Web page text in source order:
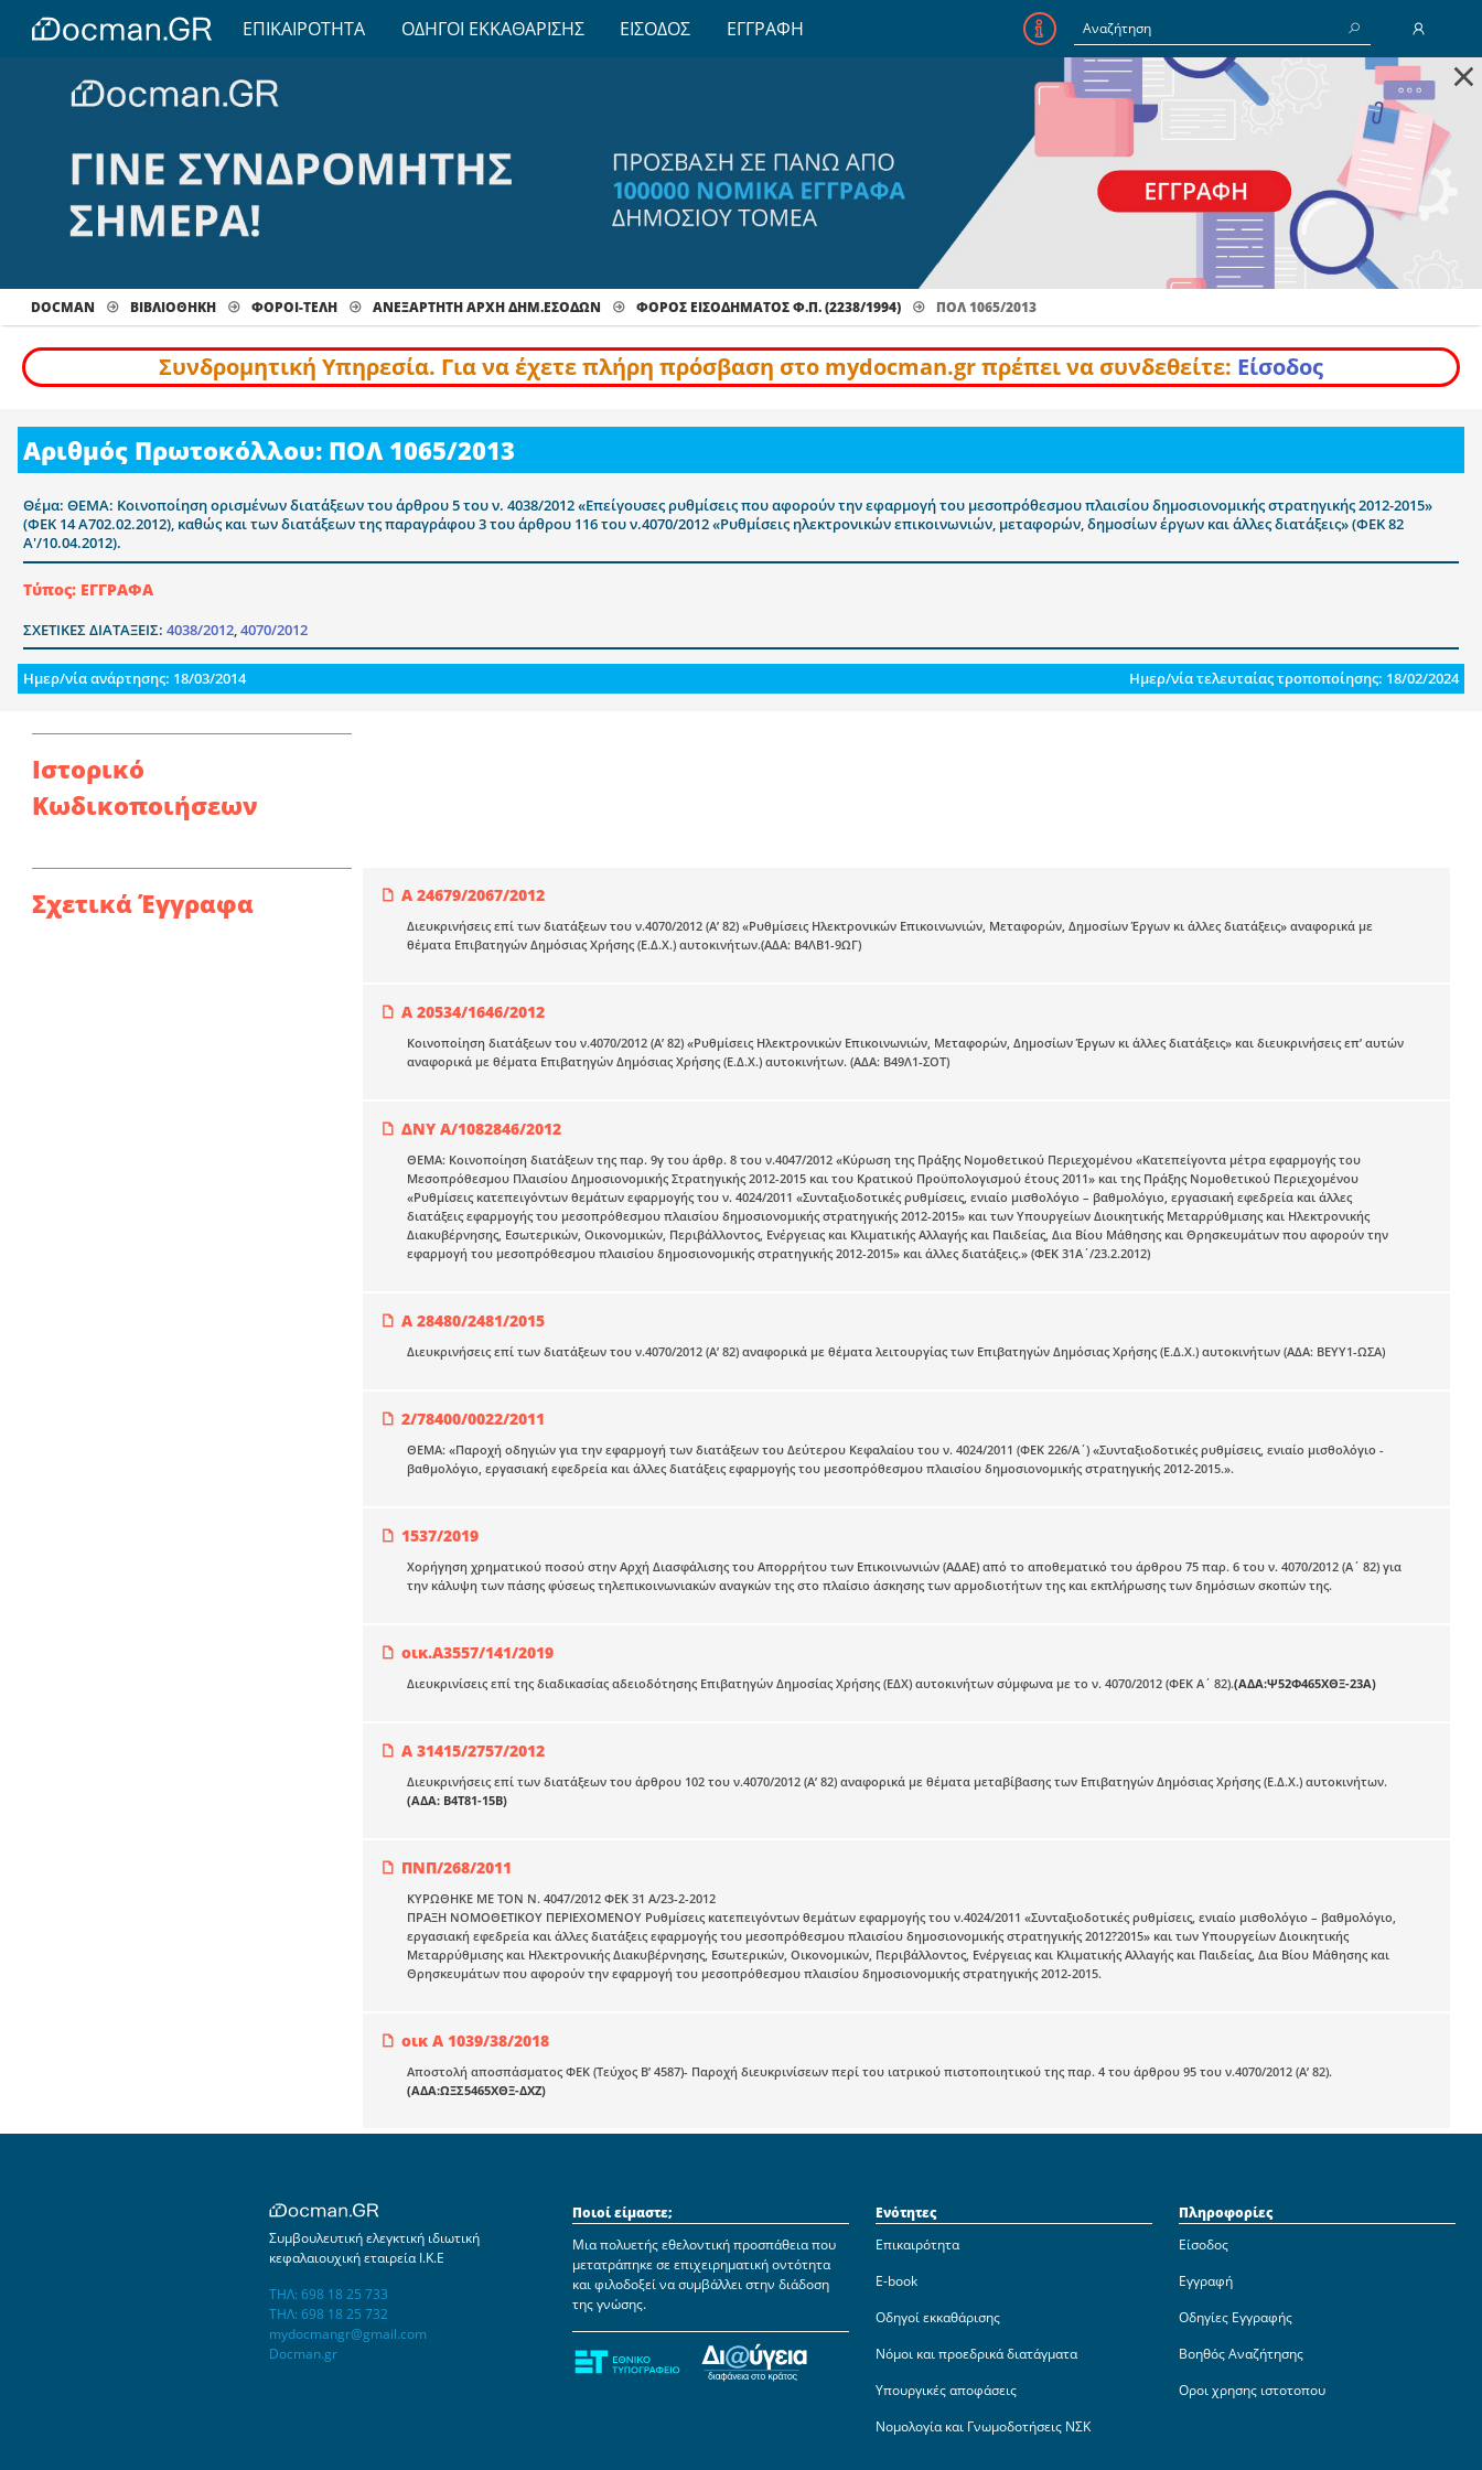
ΕΠΙΚΑΙΡΟΤΗΤΑ ΟΔΗΓΟΙ ΕΚΚΑΘΑΡΙΣΗΣ ΕΙΣΟΔΟΣ ΕΓΓΡΑΦΗ
E-Mail
Κωδικός
Να με θυμάσαι
×
DOCMAN ΒΙΒΛΙΟΘΗΚΗ ΦΟΡΟΙ-ΤΕΛΗ ΑΝΕΞΑΡΤΗΤΗ ΑΡΧΗ ΔΗΜ.ΕΣΟΔΩΝ ΦΌΡΟΣ ΕΙΣΟΔΉΜΑΤΟΣ Φ.Π. (2238/1994) ΠΟΛ 1065/2013
Συνδρομητική Υπηρεσία. Για να έχετε πλήρη πρόσβαση στο mydocman.gr πρέπει να συνδεθείτε: Είσοδος
Αριθμός Πρωτοκόλλου: ΠΟΛ 1065/2013
Θέμα: ΘΕΜΑ: Κοινοποίηση ορισμένων διατάξεων του άρθρου 5 του ν. 4038/2012 «Επείγουσες ρυθμίσεις που αφορούν την εφαρμογή του μεσοπρόθεσμου πλαισίου δημοσιονομικής στρατηγικής 2012-2015»
(ΦΕΚ 14 Α702.02.2012), καθώς και των διατάξεων της παραγράφου 3 του άρθρου 116 του ν.4070/2012 «Ρυθμίσεις ηλεκτρονικών επικοινωνιών, μεταφορών, δημοσίων έργων και άλλες διατάξεις» (ΦΕΚ 82
Α'/10.04.2012).
Τύπος: ΕΓΓΡΑΦΑ
ΣΧΕΤΙΚΕΣ ΔΙΑΤΑΞΕΙΣ: 4038/2012 4070/2012
Ημερ/νία ανάρτησης: 18/03/2014 Ημερ/νία τελευταίας τροποποίησης: 18/02/2024
Ιστορικό
Κωδικοποιήσεων
Σχετικά Έγγραφα Α 24679/2067/2012
Διευκρινήσεις επί των διατάξεων του ν.4070/2012 (Α’ 82) «Ρυθμίσεις Ηλεκτρονικών Επικοινωνιών, Μεταφορών, Δημοσίων Έργων κι άλλες διατάξεις» αναφορικά με
θέματα Επιβατηγών Δημόσιας Χρήσης (Ε.Δ.Χ.) αυτοκινήτων.(ΑΔΑ: Β4ΛΒ1-9ΩΓ)
Α 20534/1646/2012
Κοινοποίηση διατάξεων του ν.4070/2012 (Α’ 82) «Ρυθμίσεις Ηλεκτρονικών Επικοινωνιών, Μεταφορών, Δημοσίων Έργων κι άλλες διατάξεις» και διευκρινήσεις επ’ αυτών
αναφορικά με θέματα Επιβατηγών Δημόσιας Χρήσης (Ε.Δ.Χ.) αυτοκινήτων. (ΑΔΑ: Β49Λ1-ΣΟΤ)
ΔΝΥ Α/1082846/2012
ΘΕΜΑ: Κοινοποίηση διατάξεων της παρ. 9γ του άρθρ. 8 του ν.4047/2012 «Κύρωση της Πράξης Νομοθετικού Περιεχομένου «Κατεπείγοντα μέτρα εφαρμογής του
Μεσοπρόθεσμου Πλαισίου Δημοσιονομικής Στρατηγικής 2012-2015 και του Κρατικού Προϋπολογισμού έτους 2011» και της Πράξης Νομοθετικού Περιεχομένου
«Ρυθμίσεις κατεπειγόντων θεμάτων εφαρμογής του ν. 4024/2011 «Συνταξιοδοτικές ρυθμίσεις, ενιαίο μισθολόγιο – βαθμολόγιο, εργασιακή εφεδρεία και άλλες
διατάξεις εφαρμογής του μεσοπρόθεσμου πλαισίου δημοσιονομικής στρατηγικής 2012-2015» και των Υπουργείων Διοικητικής Μεταρρύθμισης και Ηλεκτρονικής
Διακυβέρνησης, Εσωτερικών, Οικονομικών, Περιβάλλοντος, Ενέργειας και Κλιματικής Αλλαγής και Παιδείας, Δια Βίου Μάθησης και Θρησκευμάτων που αφορούν την
εφαρμογή του μεσοπρόθεσμου πλαισίου δημοσιονομικής στρατηγικής 2012-2015» και άλλες διατάξεις.» (ΦΕΚ 31Α΄/23.2.2012)
Α 28480/2481/2015
Διευκρινήσεις επί των διατάξεων του ν.4070/2012 (Α’ 82) αναφορικά με θέματα λειτουργίας των Επιβατηγών Δημόσιας Χρήσης (Ε.Δ.Χ.) αυτοκινήτων (ΑΔΑ: ΒΕΥΥ1-ΩΣΑ)
2/78400/0022/2011
ΘΕΜΑ: «Παροχή οδηγιών για την εφαρμογή των διατάξεων του Δεύτερου Κεφαλαίου του ν. 4024/2011 (ΦΕΚ 226/Α΄) «Συνταξιοδοτικές ρυθμίσεις, ενιαίο μισθολόγιο -
βαθμολόγιο, εργασιακή εφεδρεία και άλλες διατάξεις εφαρμογής του μεσοπρόθεσμου πλαισίου δημοσιονομικής στρατηγικής 2012-2015.».
1537/2019
Χορήγηση χρηματικού ποσού στην Αρχή Διασφάλισης του Απορρήτου των Επικοινωνιών (ΑΔΑΕ) από το αποθεματικό του άρθρου 75 παρ. 6 του ν. 4070/2012 (Α΄ 82) για
την κάλυψη των πάσης φύσεως τηλεπικοινωνιακών αναγκών της στο πλαίσιο άσκησης των αρμοδιοτήτων της και εκπλήρωσης των δημόσιων σκοπών της.
οικ.Α3557/141/2019
Διευκρινίσεις επί της διαδικασίας αδειοδότησης Επιβατηγών Δημοσίας Χρήσης (ΕΔΧ) αυτοκινήτων σύμφωνα με το ν. 4070/2012 (ΦΕΚ Α΄ 82).(ΑΔΑ:Ψ52Φ465ΧΘΞ-23Α)
Α 31415/2757/2012
Διευκρινήσεις επί των διατάξεων του άρθρου 102 του ν.4070/2012 (Α’ 82) αναφορικά με θέματα μεταβίβασης των Επιβατηγών Δημόσιας Χρήσης (Ε.Δ.Χ.) αυτοκινήτων.
(ΑΔΑ: Β4Τ81-15Β)
ΠΝΠ/268/2011
ΚΥΡΩΘΗΚΕ ΜΕ ΤΟΝ N. 4047/2012 ΦΕΚ 31 Α/23-2-2012
ΠΡΑΞΗ ΝΟΜΟΘΕΤΙΚΟΥ ΠΕΡΙΕΧΟΜΕΝΟΥ Ρυθμίσεις κατεπειγόντων θεμάτων εφαρμογής του ν.4024/2011 «Συνταξιοδοτικές ρυθμίσεις, ενιαίο μισθολόγιο – βαθμολόγιο,
εργασιακή εφεδρεία και άλλες διατάξεις εφαρμογής του μεσοπρόθεσμου πλαισίου δημοσιονομικής στρατηγικής 2012?2015» και των Υπουργείων Διοικητικής
Μεταρρύθμισης και Ηλεκτρονικής Διακυβέρνησης, Εσωτερικών, Οικονομικών, Περιβάλλοντος, Ενέργειας και Κλιματικής Αλλαγής και Παιδείας, Δια Βίου Μάθησης και
Θρησκευμάτων που αφορούν την εφαρμογή του μεσοπρόθεσμου πλαισίου δημοσιονομικής στρατηγικής 2012-2015.
οικ Α 1039/38/2018
Αποστολή αποσπάσματος ΦΕΚ (Τεύχος Β’ 4587)- Παροχή διευκρινίσεων περί του ιατρικού πιστοποιητικού της παρ. 4 του άρθρου 95 του ν.4070/2012 (Α’ 82).
(ΑΔΑ:ΩΞΣ5465ΧΘΞ-ΔΧΖ)
Συμβουλευτική ελεγκτική ιδιωτική
κεφαλαιουχική εταιρεία Ι.Κ.Ε
ΤΗΛ: 698 18 25 733
ΤΗΛ: 698 18 25 732
mydocmangr@gmail.com
Docman.gr
Ποιοί είμαστε;
Μια πολυετής εθελοντική προσπάθεια που
μετατράπηκε σε επιχειρηματική οντότητα
και φιλοδοξεί να συμβάλλει στην διάδοση
της γνώσης.
Ενότητες
Επικαιρότητα
E-book
Οδηγοί εκκαθάρισης
Νόμοι και προεδρικά διατάγματα
Υπουργικές αποφάσεις
Νομολογία και Γνωμοδοτήσεις ΝΣΚ
Πληροφορίες
Είσοδος
Εγγραφή
Οδηγίες Εγγραφής
Βοηθός Αναζήτησης
Οροι χρησης ιστοτοπου